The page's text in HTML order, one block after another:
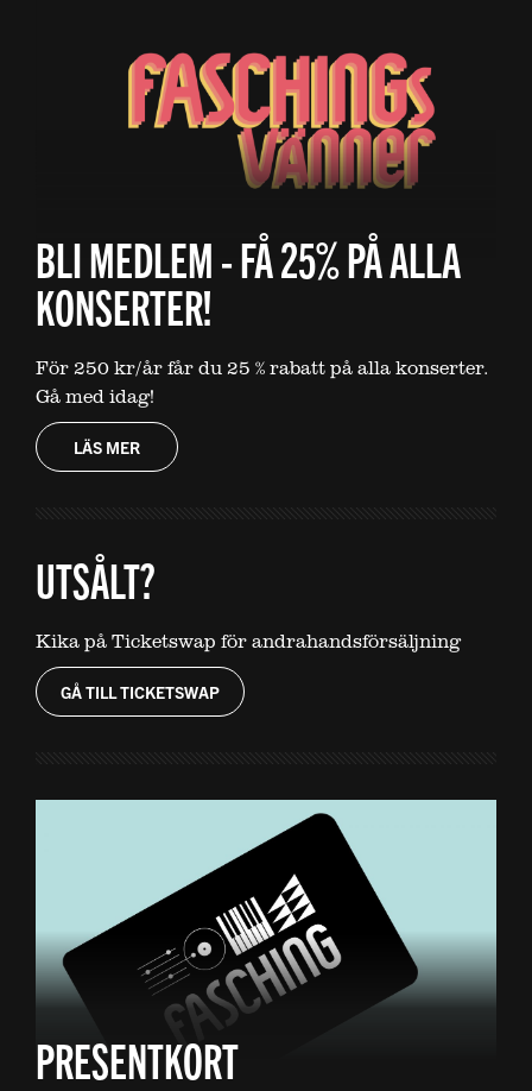
BLI MEDLEM - FÅ 25% PÅ ALLA
KONSERTER!
För 250 kr/år får du 25 % rabatt på alla konserter.
Gå med idag!
LÄS MER
UTSÅLT?
Kika på Ticketswap för andrahandsförsäljning
GÅ TILL TICKETSWAP
PRESENTKORT